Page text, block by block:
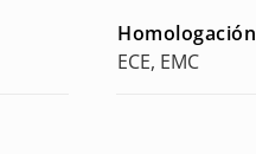
Homologación
ECE, EMC